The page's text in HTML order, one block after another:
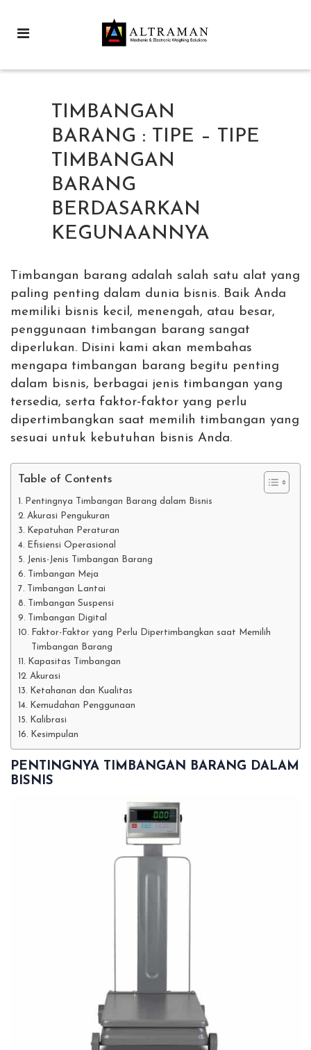
TIMBANGAN
BARANG : TIPE – TIPE
TIMBANGAN
BARANG
BERDASARKAN
KEGUNAANNYA
Timbangan barang adalah salah satu alat yang
paling penting dalam dunia bisnis. Baik Anda
memiliki bisnis kecil, menengah, atau besar,
penggunaan timbangan barang sangat
diperlukan. Disini kami akan membahas
mengapa timbangan barang begitu penting
dalam bisnis, berbagai jenis timbangan yang
tersedia, serta faktor-faktor yang perlu
dipertimbangkan saat memilih timbangan yang
sesuai untuk kebutuhan bisnis Anda.
Table of Contents
Pentingnya Timbangan Barang dalam Bisnis
Akurasi Pengukuran
Kepatuhan Peraturan
Efisiensi Operasional
Jenis-Jenis Timbangan Barang
Timbangan Meja
Timbangan Lantai
Timbangan Suspensi
Timbangan Digital
Faktor-Faktor yang Perlu Dipertimbangkan saat Memilih
Timbangan Barang
Kapasitas Timbangan
Akurasi
Ketahanan dan Kualitas
Kemudahan Penggunaan
Kalibrasi
Kesimpulan
PENTINGNYA TIMBANGAN BARANG DALAM
BISNIS